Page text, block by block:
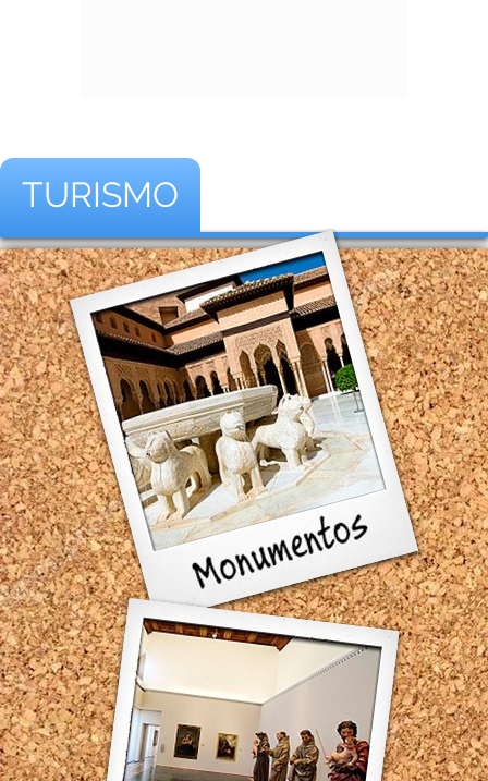
TURISMO